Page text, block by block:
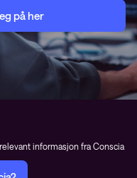
på her
informasjon fra Conscia